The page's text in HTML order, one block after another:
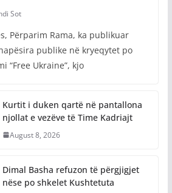
Sot
Përparim Rama, ka publikuar
publike në kryeqytet po
“Free Ukraine”, kjo
Kurtit i duken qartë në pantallona
njollat e vezëve të Time Kadriajt
August 8, 2026
Dimal Basha refuzon të përgjigjet
nëse po shkelet Kushtetuta